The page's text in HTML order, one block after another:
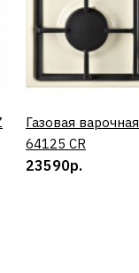
Газовая
64125 CR
23590р.